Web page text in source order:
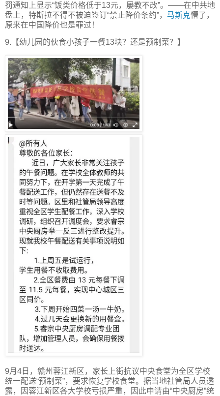
罚通知上显示“饭类价格低于13元，屡教不改”。——在中共地
盘上，特斯拉不得不被迫签订“禁止降价条约”， 马斯克懵了，
原来在中国降价也是罪过！
9.【幼儿园的伙食小孩子一餐13块？还是预制菜？】
9月4日，赣州蓉江新区，家长上街抗议中央食堂为全区学校
统一配送“预制菜”，要求恢复学校食堂。据当地社管局人员透
露，因蓉江新区各大学校亏损严重，因此申请由“中央厨房”统